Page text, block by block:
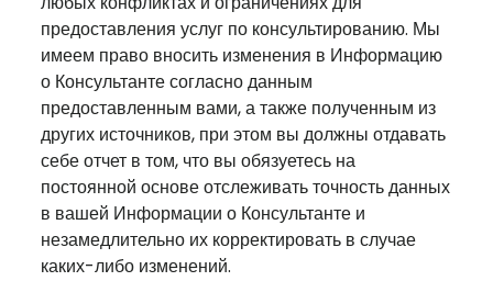
предоставления услуг по консультированию. Мы
имеем право вносить изменения в Информацию
о Консультанте согласно данным
предоставленным вами, а также полученным из
других источников, при этом вы должны отдавать
себе отчет в том, что вы обязуетесь на
постоянной основе отслеживать точность данных
в вашей Информации о Консультанте и
незамедлительно их корректировать в случае
каких-либо изменений.